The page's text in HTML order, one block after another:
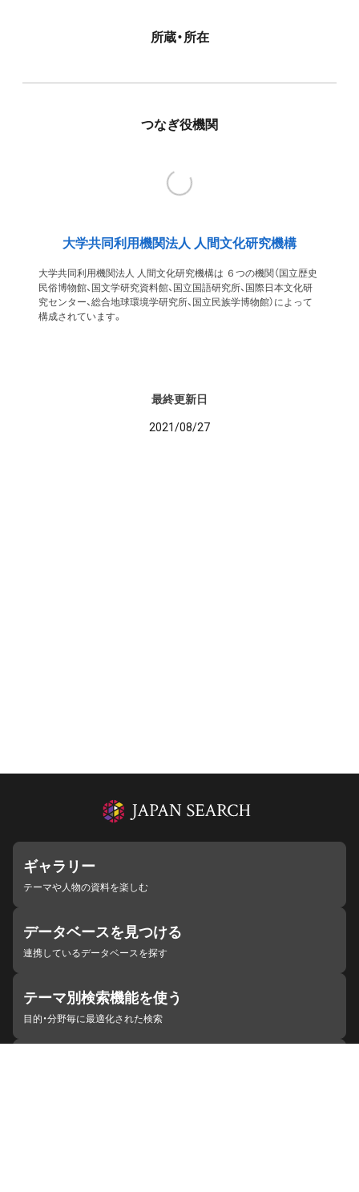
所蔵・所在
つなぎ役機関
大学共同利用機関法人 人間文化研究機構
大学共同利用機関法人 人間文化研究機構は ６つの機関（国立歴史
民俗博物館、国文学研究資料館、国立国語研究所、国際日本文化研
究センター、総合地球環境学研究所、国立民族学博物館）によって
構成されています。
最終更新日
2021/08/27
ギャラリー
テーマや人物の資料を楽しむ
データベースを見つける
連携しているデータベースを探す
テーマ別検索機能を使う
目的・分野毎に最適化された検索